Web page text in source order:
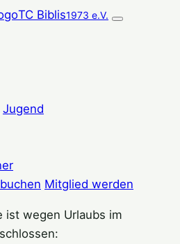
TC Biblis1973 e.V.
Jugend
Mitglied werden
ist wegen Urlaubs im